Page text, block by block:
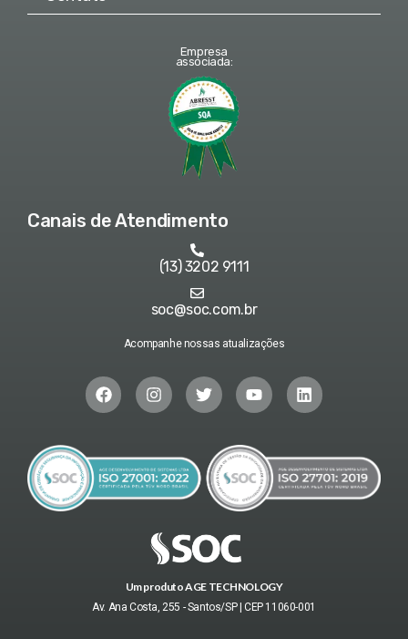
Empresa
associada:
Canais de Atendimento
(13) 3202 9111
soc@soc.com.br
Acompanhe nossas atualizações
Um produto AGE TECHNOLOGY
Av. Ana Costa, 255 - Santos/SP | CEP 11060-001